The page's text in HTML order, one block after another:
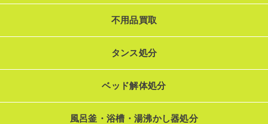
不用品買取
タンス処分
ベッド解体処分
風呂釜・浴槽・湯沸かし器処分